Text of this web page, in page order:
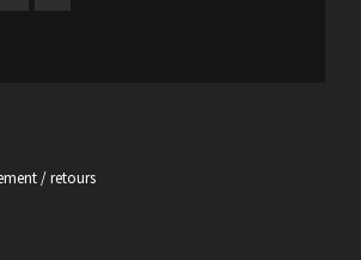
/ retours